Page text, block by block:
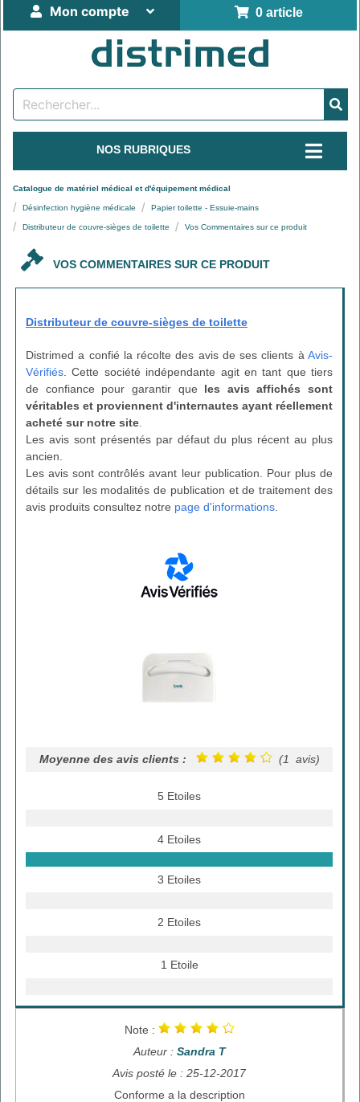
0 article
Mon compte
NOS RUBRIQUES
Catalogue de matériel médical et d'équipement médical
Désinfection hygiène médicale Papier toilette - Essuie-mains
Distributeur de couvre-sièges de toilette Vos Commentaires sur ce produit
VOS COMMENTAIRES SUR CE PRODUIT
Distributeur de couvre-sièges de toilette
Distrimed a confié la récolte des avis de ses clients à Avis-
Vérifiés . Cette société indépendante agit en tant que tiers
de confiance pour garantir que les avis affichés sont
véritables et proviennent d'internautes ayant réellement
acheté sur notre site
Les avis sont présentés par défaut du plus récent au plus
ancien.
Les avis sont contrôlés avant leur publication. Pour plus de
détails sur les modalités de publication et de traitement des
avis produits consultez notre page d'informations
Moyenne des avis clients : (1 avis)
5 Etoiles
4 Etoiles
3 Etoiles
2 Etoiles
1 Etoile
Note :
Auteur : Sandra T
Avis posté le : 25-12-2017
Conforme a la description